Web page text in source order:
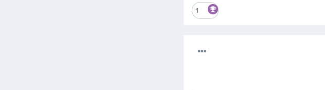
1